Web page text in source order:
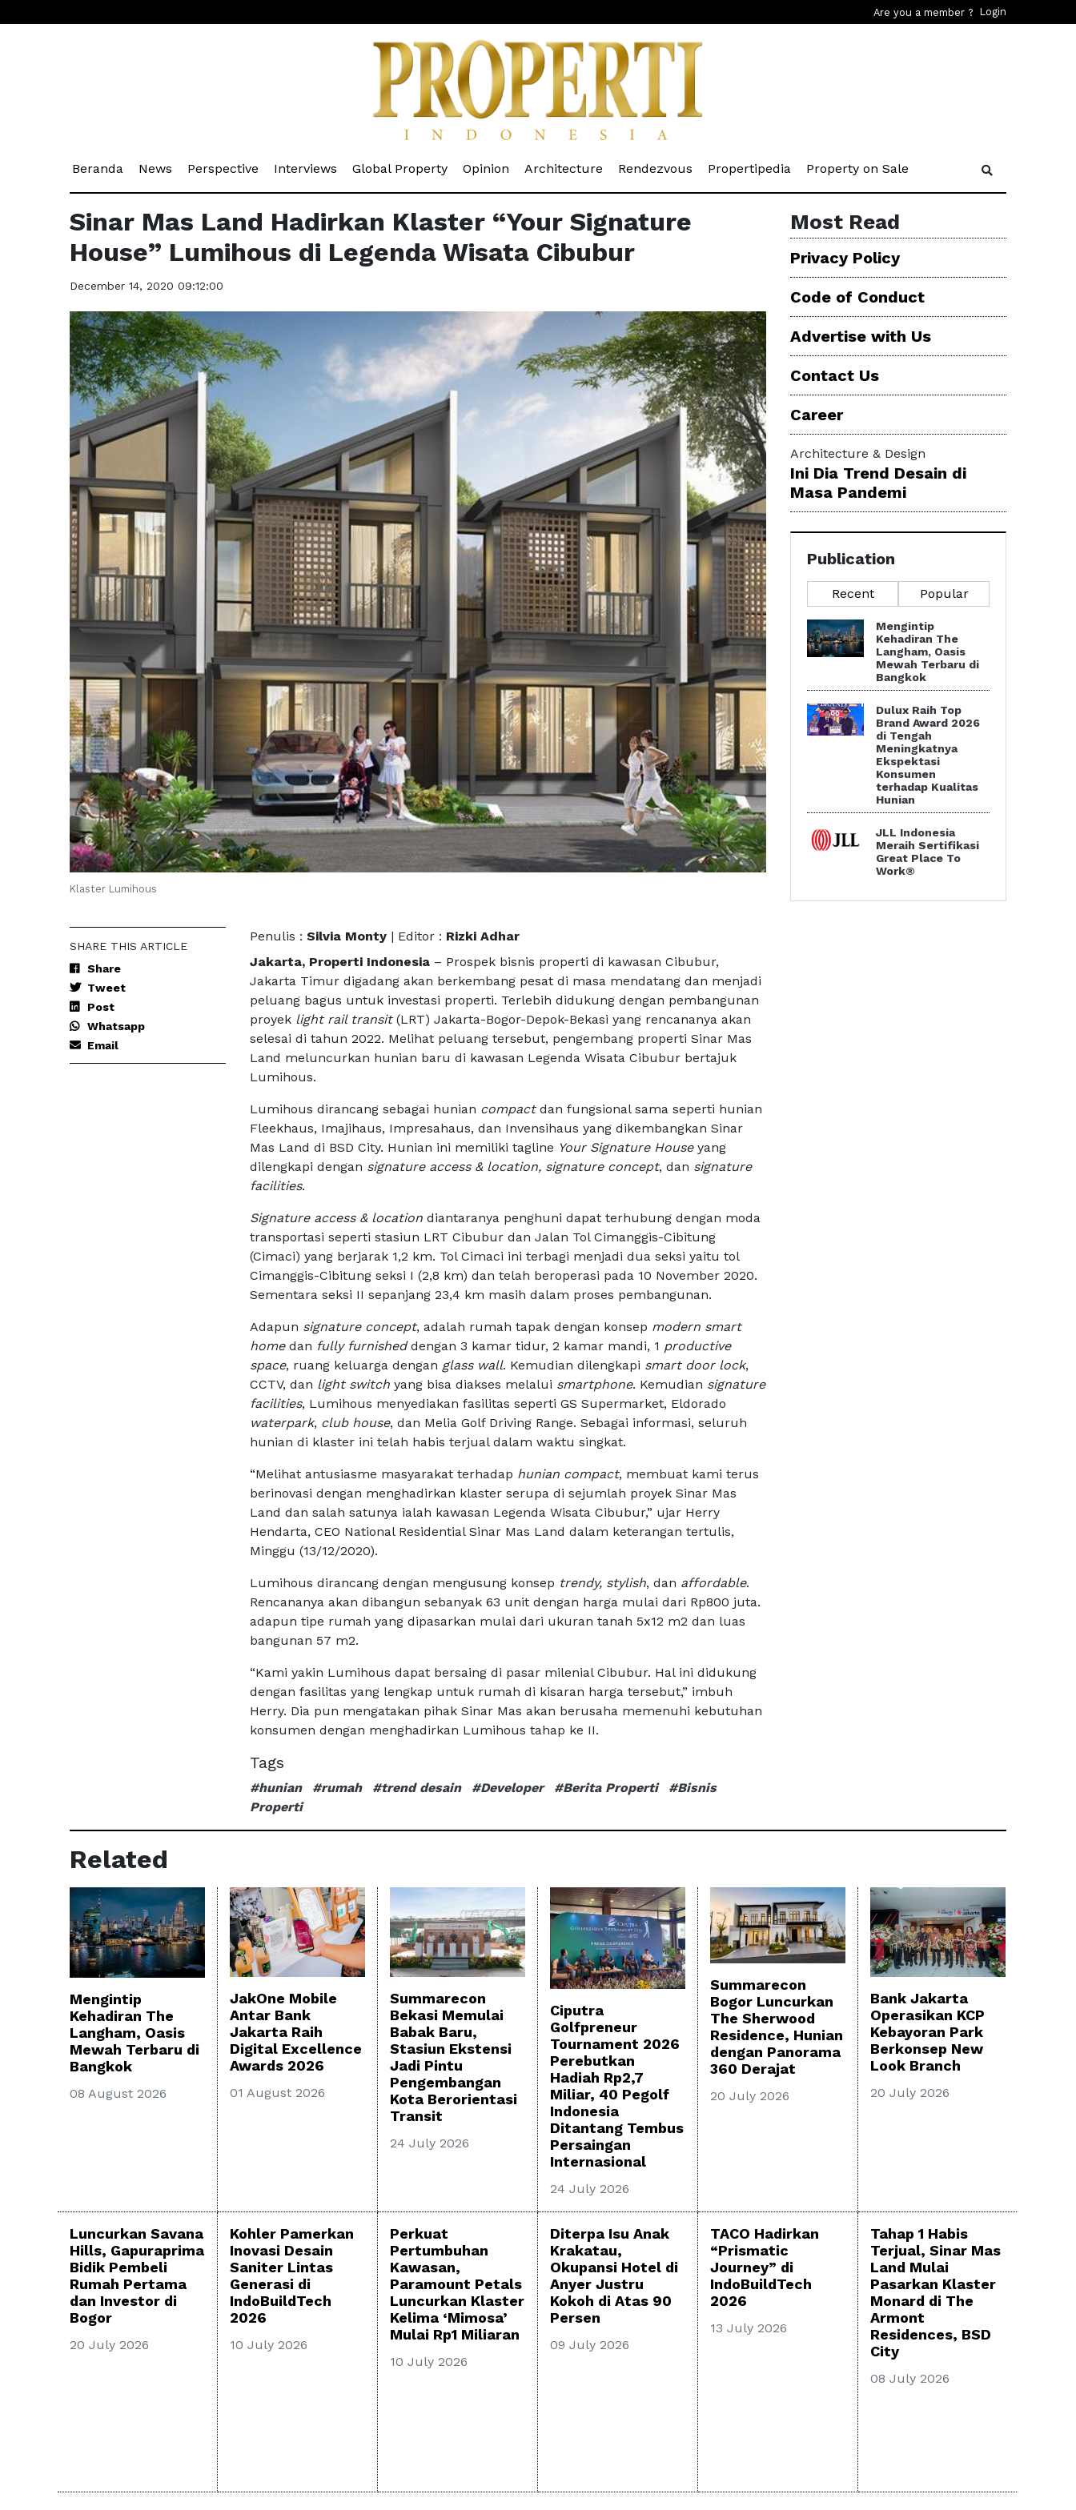
Are you a member ? Login
Beranda (current)
News (current)
Perspective (current)
Interviews (current)
Global Property(current)
Opinion (current)
Architecture (current)
Rendezvous (current)
Propertipedia (current)
Property on Sale
Sinar Mas Land Hadirkan Klaster “Your Signature
House” Lumihous di Legenda Wisata Cibubur
December 14, 2020 09:12:00
Klaster Lumihous
SHARE THIS ARTICLE
Share
Tweet
Post
Whatsapp
Email
Penulis : Silvia Monty | Editor : Rizki Adhar
Jakarta, Properti Indonesia – Prospek bisnis properti di kawasan Cibubur,
Jakarta Timur digadang akan berkembang pesat di masa mendatang dan menjadi
peluang bagus untuk investasi properti. Terlebih didukung dengan pembangunan
proyek light rail transit(LRT) Jakarta-Bogor-Depok-Bekasi yang rencananya akan
selesai di tahun 2022. Melihat peluang tersebut, pengembang properti Sinar Mas
Land meluncurkan hunian baru di kawasan Legenda Wisata Cibubur bertajuk
Lumihous.
Lumihous dirancang sebagai hunian compactdan fungsional sama seperti hunian
Fleekhaus, Imajihaus, Impresahaus, dan Invensihaus yang dikembangkan Sinar
Mas Land di BSD City. Hunian ini memiliki tagline Your Signature Houseyang
dilengkapi dengan signature access & location, signature concept, dan signature
facilities.
Signature access & location diantaranya penghuni dapat terhubung dengan moda
transportasi seperti stasiun LRT Cibubur dan Jalan Tol Cimanggis-Cibitung
(Cimaci) yang berjarak 1,2 km. Tol Cimaci ini terbagi menjadi dua seksi yaitu tol
Cimanggis-Cibitung seksi I (2,8 km) dan telah beroperasi pada 10 November 2020.
Sementara seksi II sepanjang 23,4 km masih dalam proses pembangunan.
Adapun signature concept, adalah rumah tapak dengan konsep modern smart
homedan fully furnisheddengan 3 kamar tidur, 2 kamar mandi, 1 productive
space, ruang keluarga dengan glass wall. Kemudian dilengkapi smart door lock,
CCTV, dan light switch yang bisa diakses melalui smartphone. Kemudian signature
facilities, Lumihous menyediakan fasilitas seperti GS Supermarket, Eldorado
waterpark, club house, dan Melia Golf Driving Range. Sebagai informasi, seluruh
hunian di klaster ini telah habis terjual dalam waktu singkat.
“Melihat antusiasme masyarakat terhadap hunian compact, membuat kami terus
berinovasi dengan menghadirkan klaster serupa di sejumlah proyek Sinar Mas
Land dan salah satunya ialah kawasan Legenda Wisata Cibubur,” ujar Herry
Hendarta, CEO National Residential Sinar Mas Land dalam keterangan tertulis,
Minggu (13/12/2020).
Lumihous dirancang dengan mengusung konsep trendy, stylish, dan affordable.
Rencananya akan dibangun sebanyak 63 unit dengan harga mulai dari Rp800 juta.
adapun tipe rumah yang dipasarkan mulai dari ukuran tanah 5x12 m2 dan luas
bangunan 57 m2.
“Kami yakin Lumihous dapat bersaing di pasar milenial Cibubur. Hal ini didukung
dengan fasilitas yang lengkap untuk rumah di kisaran harga tersebut,” imbuh
Herry. Dia pun mengatakan pihak Sinar Mas akan berusaha memenuhi kebutuhan
konsumen dengan menghadirkan Lumihous tahap ke II.
Tags
#hunian #rumah #trend desain #Developer #Berita Properti
#Bisnis
Properti
Most Read
Privacy Policy
Code of Conduct
Advertise with Us
Contact Us
Career
Architecture & Design
Ini Dia Trend Desain di
Masa Pandemi
Publication
Recent Popular
Mengintip
Kehadiran The
Langham, Oasis
Mewah Terbaru di
Bangkok
Dulux Raih Top
Brand Award 2026
di Tengah
Meningkatnya
Ekspektasi
Konsumen
terhadap Kualitas
Hunian
JLL Indonesia
Meraih Sertifikasi
Great Place To
Work®
Related
Mengintip
Kehadiran The
Langham, Oasis
Mewah Terbaru di
Bangkok
08 August 2026
JakOne Mobile
Antar Bank
Jakarta Raih
Digital Excellence
Awards 2026
01 August 2026
Summarecon
Bekasi Memulai
Babak Baru,
Stasiun Ekstensi
Jadi Pintu
Pengembangan
Kota Berorientasi
Transit
24 July 2026
Ciputra
Golfpreneur
Tournament 2026
Perebutkan
Hadiah Rp2,7
Miliar, 40 Pegolf
Indonesia
Ditantang Tembus
Persaingan
Internasional
24 July 2026
Summarecon
Bogor Luncurkan
The Sherwood
Residence, Hunian
dengan Panorama
360 Derajat
20 July 2026
Bank Jakarta
Operasikan KCP
Kebayoran Park
Berkonsep New
Look Branch
20 July 2026
Luncurkan Savana
Hills, Gapuraprima
Bidik Pembeli
Rumah Pertama
dan Investor di
Bogor
20 July 2026
Kohler Pamerkan
Inovasi Desain
Saniter Lintas
Generasi di
IndoBuildTech
2026
10 July 2026
Perkuat
Pertumbuhan
Kawasan,
Paramount Petals
Luncurkan Klaster
Kelima ‘Mimosa’
Mulai Rp1 Miliaran
10 July 2026
Diterpa Isu Anak
Krakatau,
Okupansi Hotel di
Anyer Justru
Kokoh di Atas 90
Persen
09 July 2026
TACO Hadirkan
“Prismatic
Journey” di
IndoBuildTech
2026
13 July 2026
Tahap 1 Habis
Terjual, Sinar Mas
Land Mulai
Pasarkan Klaster
Monard di The
Armont
Residences, BSD
City
08 July 2026